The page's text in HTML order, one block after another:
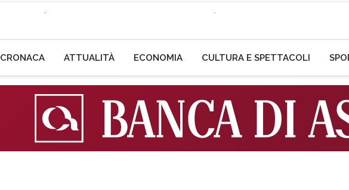
CRONACA ATTUALITÀ ECONOMIA CULTURA E SPETTACOLI